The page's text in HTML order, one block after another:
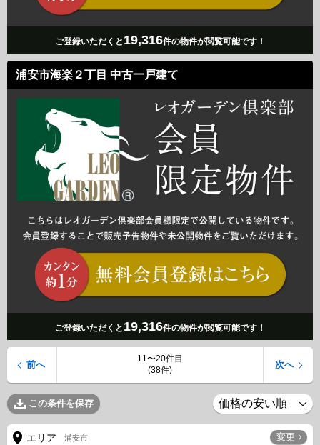
ご登録いただくと 19,316件の物件が閲覧可能です！
浦安市海楽２丁目 中古一戸建て
ご登録いただくと 19,316件の物件が閲覧可能です！
11〜20件目
(38件)
前へ 次へ
この条件を保存
エリア 浦安市 変更